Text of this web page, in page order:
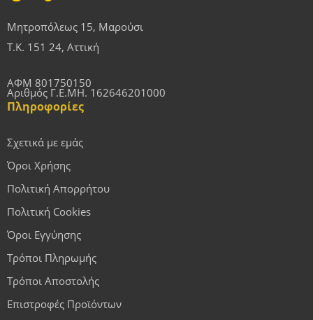
Μητροπόλεως 15, Μαρούσι
Τ.Κ. 151 24, Αττική
ΑΦΜ 801750150
Αριθμός Γ.Ε.ΜΗ. 162646201000
Πληροφορίες
Σχετικά με εμάς
Όροι Χρήσης
Πολιτική Απορρήτου
Πολιτική Cookies
Όροι Εγγύησης
Τρόποι Πληρωμής
Τρόποι Αποστολής
Επιστροφές Προϊόντων